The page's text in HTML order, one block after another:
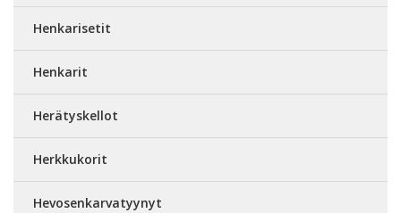
Henkarisetit
Henkarit
Herätyskellot
Herkkukorit
Hevosenkarvatyynyt